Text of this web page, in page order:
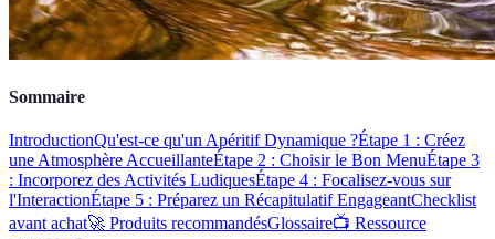
Sommaire
IntroductionQu'est-ce qu'un Apéritif Dynamique ?Étape 1 : Créez
une Atmosphère AccueillanteÉtape 2 : Choisir le Bon MenuÉtape 3
: Incorporez des Activités LudiquesÉtape 4 : Focalisez-vous sur
l'InteractionÉtape 5 : Préparez un Récapitulatif EngageantChecklist
avant achat🚀 Produits recommandésGlossaire📺 Ressource